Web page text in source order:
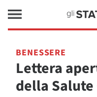
BENESSERE
Lettera
della